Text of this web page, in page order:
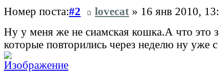
Номер поста:#2 lovecat » 16 янв 2010,
Ну у меня же не сиамская кошка.А что это
которые повторились через неделю ну уже